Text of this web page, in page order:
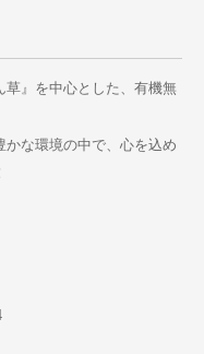
草』を中心とした、有機無
な環境の中で、心を込め